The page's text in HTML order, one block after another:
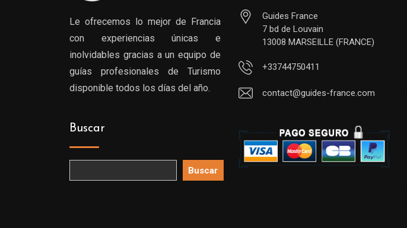
Le ofrecemos lo mejor de Francia
con experiencias únicas e
inolvidables gracias a un equipo de
guías profesionales de Turismo
disponible todos los días del año.
Buscar
Buscar
Guides France
7 bd de Louvain
13008 MARSEILLE (FRANCE)
+33744750411
contact@guides-france.com